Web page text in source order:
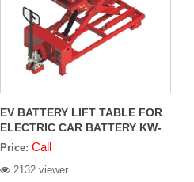
EV BATTERY LIFT TABLE FOR
ELECTRIC CAR BATTERY KW-
1200.1800EVL
Price: Call
2132 viewer